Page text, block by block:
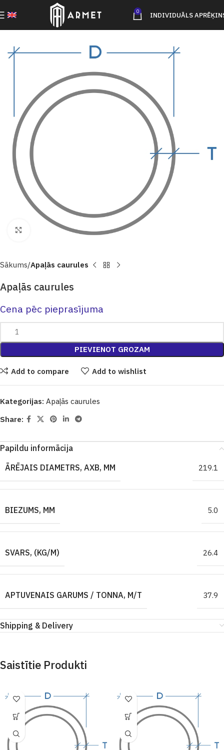
0 INDIVIDUĀLS
Click to enlarge
Sākums Apaļās caurules
Apaļās caurules
Cena pēc pieprasījuma
PIEVIENOT GROZAM
Add to compare Add to wishlist
Kategorijas: Apaļās caurules
Share:
Papildu informācija
ĀRĒJAIS DIAMETRS, AXB, MM
219.1
BIEZUMS, MM 5.0
SVARS, (KG/M) 26.4
APTUVENAIS GARUMS / TONNA, M/T 37.9
Shipping & Delivery
Saistītie Produkti